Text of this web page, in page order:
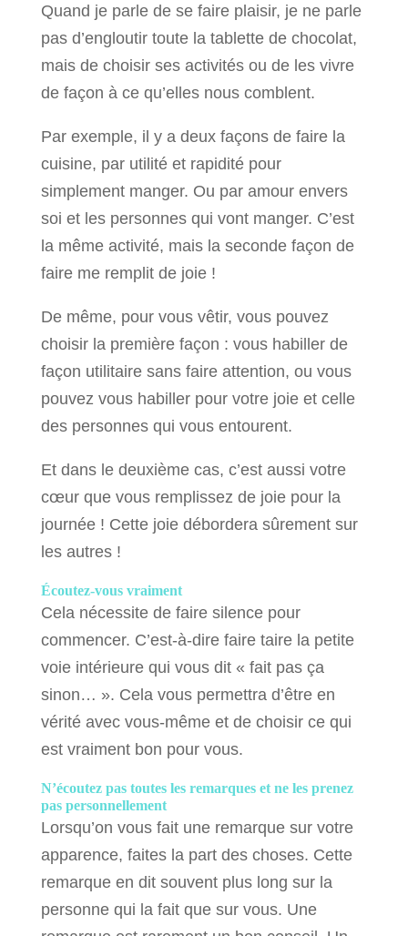
Quand je parle de se faire plaisir, je ne parle
pas d’engloutir toute la tablette de chocolat,
mais de choisir ses activités ou de les vivre
de façon à ce qu’elles nous comblent.
Par exemple, il y a deux façons de faire la
cuisine, par utilité et rapidité pour
simplement manger. Ou par amour envers
soi et les personnes qui vont manger. C’est
la même activité, mais la seconde façon de
faire me remplit de joie !
De même, pour vous vêtir, vous pouvez
choisir la première façon : vous habiller de
façon utilitaire sans faire attention, ou vous
pouvez vous habiller pour votre joie et celle
des personnes qui vous entourent.
Et dans le deuxième cas, c’est aussi votre
cœur que vous remplissez de joie pour la
journée ! Cette joie débordera sûrement sur
les autres !
Écoutez-vous vraiment
Cela nécessite de faire silence pour
commencer. C’est-à-dire faire taire la petite
voie intérieure qui vous dit « fait pas ça
sinon… ». Cela vous permettra d’être en
vérité avec vous-même et de choisir ce qui
est vraiment bon pour vous.
N’écoutez pas toutes les remarques et ne les prenez
pas personnellement
Lorsqu’on vous fait une remarque sur votre
apparence, faites la part des choses. Cette
remarque en dit souvent plus long sur la
personne qui la fait que sur vous. Une